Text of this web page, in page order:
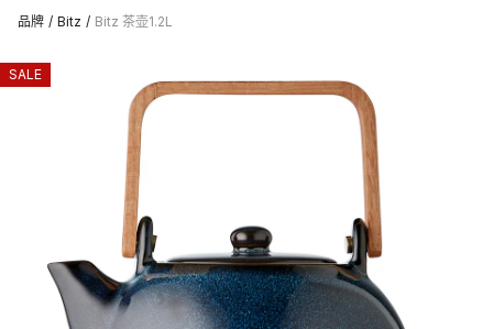
品牌 / Bitz / Bitz 茶壶1.2L
SALE